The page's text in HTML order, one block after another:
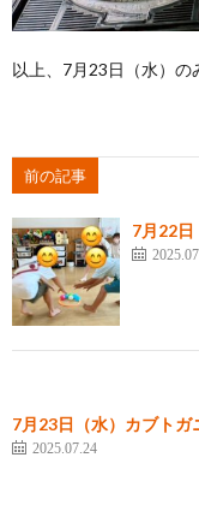
以上、7月23日（水）
前の記事
7月22日
7月23日（水）カブトガ
2025.07.24